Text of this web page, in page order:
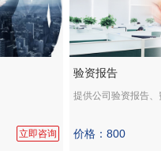
立即咨询
验资报告
提供公司验资报告
价格：800